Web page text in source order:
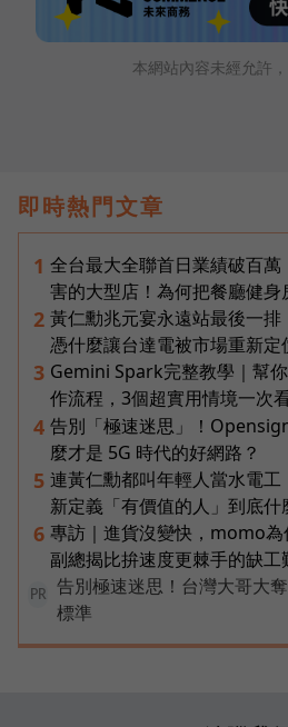
本網站內容未經允許，
即時熱門文章
1 全台最大全聯首日業績破百
害的大型店！為何把餐廳健身
2 黃仁勳兆元宴永遠站最後一排
憑什麼讓台達電被市場重新定
3 Gemini Spark完整教學｜幫
作流程，3個超實用情境一次
4 告別「極速迷思」！
麼才是 5G 時代的好網路？
5 連黃仁勳都叫年輕人當水電
新定義「有價值的人」到底什
6 專訪｜進貨沒變快，momo
副總揭比拚速度更棘手的缺工
PR
告別極速迷思！台灣大哥大
標準